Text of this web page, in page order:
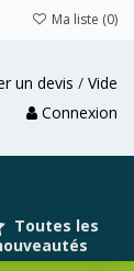
Ma liste (0)
un devis / Vide
Connexion
Toutes les